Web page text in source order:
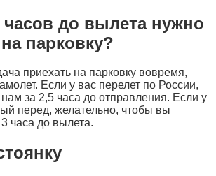
часов до вылета нужно
парковку?
приехать на парковку вовремя,
Если у вас перелет по России,
за 2,5 часа до отправления. Если у
перед, желательно, чтобы вы
часа до вылета.